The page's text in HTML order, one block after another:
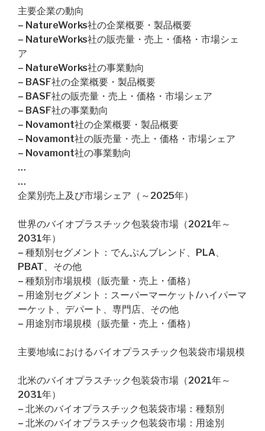
主要企業の動向
– NatureWorks社の企業概要・製品概要
– NatureWorks社の販売量・売上・価格・市場シェ
ア
– NatureWorks社の事業動向
– BASF社の企業概要・製品概要
– BASF社の販売量・売上・価格・市場シェア
– BASF社の事業動向
– Novamont社の企業概要・製品概要
– Novamont社の販売量・売上・価格・市場シェア
– Novamont社の事業動向
…
…
企業別売上及び市場シェア（～2025年）
世界のバイオプラスチック包装袋市場（2021年～
2031年）
– 種類別セグメント：でんぷんブレンド、PLA、
PBAT、その他
– 種類別市場規模（販売量・売上・価格）
– 用途別セグメント：スーパーマーケット/ハイパーマ
ーケット、デパート、専門店、その他
– 用途別市場規模（販売量・売上・価格）
主要地域におけるバイオプラスチック包装袋市場規模
北米のバイオプラスチック包装袋市場（2021年～
2031年）
– 北米のバイオプラスチック包装袋市場：種類別
– 北米のバイオプラスチック包装袋市場：用途別